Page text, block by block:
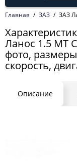
Главная ЗАЗ ЗАЗ
Ланос 1.5 MT
фото,
скорость,
Описание